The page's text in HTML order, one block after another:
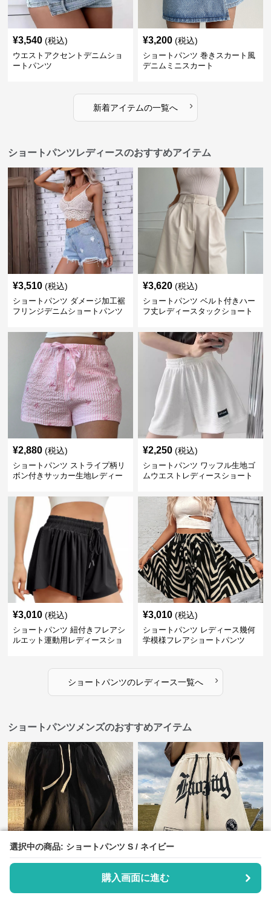
選択中の商品: ショートパンツ S / ネイビー
購入画面に進む
選択中の商品: ショートパンツ S / ネイビー
購入画面に進む
¥3,540 (税込)
ウエストアクセントデニムショ
ートパンツ
¥3,200 (税込)
ショートパンツ 巻きスカート風
デニムミニスカート
新着アイテムの一覧へ ›
ショートパンツレディースのおすすめアイテム
¥3,510 (税込)
ショートパンツ ダメージ加工裾
フリンジデニムショートパンツ
¥3,620 (税込)
ショートパンツ ベルト付きハー
フ丈レディースタックショート
¥2,880 (税込)
ショートパンツ ストライプ柄リ
ボン付きサッカー生地レディー
¥2,250 (税込)
ショートパンツ ワッフル生地ゴ
ムウエストレディースショート
¥3,010 (税込)
ショートパンツ 紐付きフレアシ
ルエット運動用レディースショ
¥3,010 (税込)
ショートパンツ レディース幾何
学模様フレアショートパンツ
ショートパンツのレディース一覧へ ›
ショートパンツメンズのおすすめアイテム
¥3,860 (税込)
ショートパンツメンズ涼感素材
¥2,590 (税込)
ショートパンツメンズ英字ロゴ
プリント裾折り返し